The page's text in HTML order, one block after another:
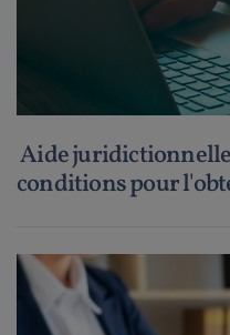
Aide
conditions pour